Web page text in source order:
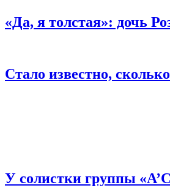
«Да, я толстая»: дочь
Стало известно,
У солистки группы